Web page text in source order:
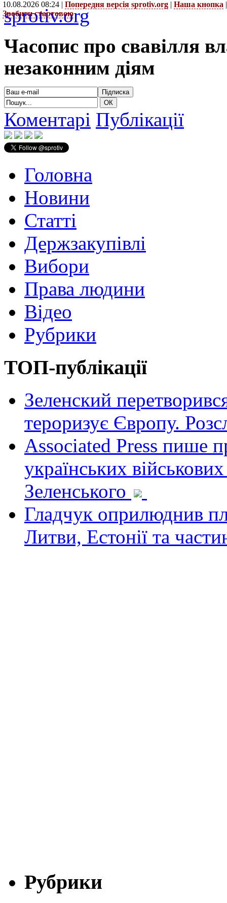
10.08.2026 08:24 | Попередня версія sprotiv.org | Наша кнопка
Зробити стартовою
sprotiv.org
Часопис про свавілля
незаконним діям
Коментарі Публікації
Головна
Новини
Статті
Держзакупівлі
Вибори
Права людини
Відео
Рубрики
ТОП-публікації
Зеленский
тероризує Європу.
Associated Press пише
українських
Зеленського
Гладчук оприлюднив
Литви, Естонії та
Рубрики